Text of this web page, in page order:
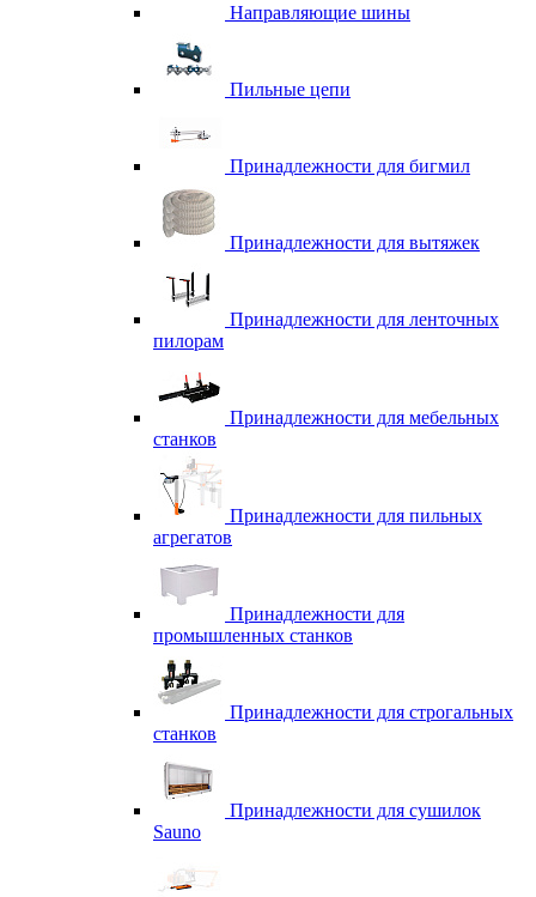
Направляющие шины
Пильные цепи
Принадлежности для бигмил
Принадлежности для вытяжек
Принадлежности для ленточных
пилорам
Принадлежности для мебельных
станков
Принадлежности для пильных
агрегатов
Принадлежности для
промышленных станков
Принадлежности для строгальных
станков
Принадлежности для сушилок
Sauno